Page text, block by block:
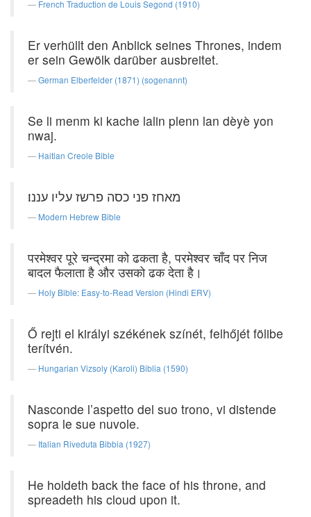
French Traduction de Louis Segond (1910)
Er verhüllt den Anblick seines Thrones, indem
er sein Gewölk darüber ausbreitet.
German Elberfelder (1871) (sogenannt)
Se li menm ki kache lalin plenn lan dèyè yon
nwaj.
Haitian Creole Bible
מאחז פני כסה פרשז עליו עננו׃
Modern Hebrew Bible
परमेश्वर पूरे चन्द्रमा को ढकता है, परमेश्वर चाँद पर निज
बादल फैलाता है और उसको ढक देता है।
Holy Bible: Easy-to-Read Version (Hindi ERV)
Ő rejti el királyi székének színét, felhőjét fölibe
terítvén.
Hungarian Vizsoly (Karoli) Biblia (1590)
Nasconde l’aspetto del suo trono, vi distende
sopra le sue nuvole.
Italian Riveduta Bibbia (1927)
He holdeth back the face of his throne, and
spreadeth his cloud upon it.